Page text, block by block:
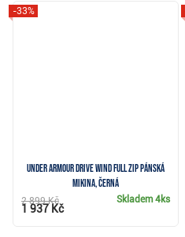
Under Armour Drive Wind Full Zip pánská
mikina, černá
-33%
Skladem4ks
2 899 Kč
1 937 Kč